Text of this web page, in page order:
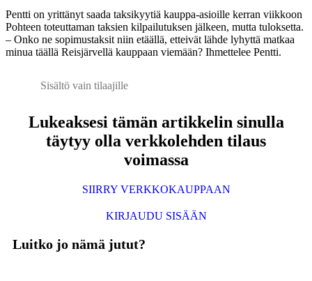
Pentti on yrittänyt saada taksikyytiä kauppa-asioille kerran viikkoon
Pohteen toteuttaman taksien kilpailutuksen jälkeen, mutta tuloksetta.
– Onko ne sopimustaksit niin etäällä, etteivät lähde lyhyttä matkaa
minua täällä Reisjärvellä kauppaan viemään? Ihmettelee Pentti.
Sisältö vain tilaajille
Lukeaksesi tämän artikkelin sinulla
täytyy olla verkkolehden tilaus
voimassa
SIIRRY VERKKOKAUPPAAN
KIRJAUDU SISÄÄN
Luitko jo nämä jutut?